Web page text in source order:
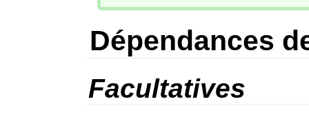
Dépendances
Facultatives